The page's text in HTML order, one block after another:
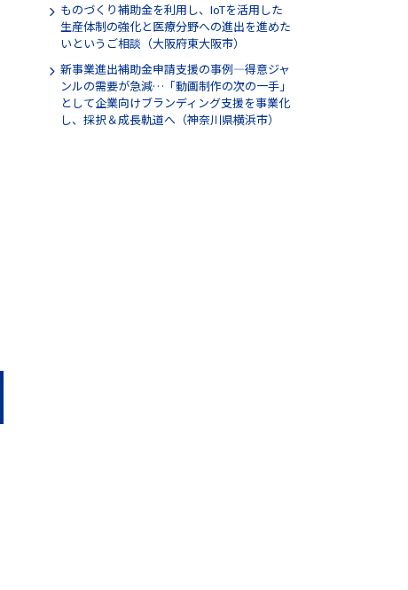
ものづくり補助金を利用し、IoTを活用した
生産体制の強化と医療分野への進出を進めた
いというご相談（大阪府東大阪市）
新事業進出補助金申請支援の事例―得意ジャ
ンルの需要が急減…「動画制作の次の一手」
として企業向けブランディング支援を事業化
し、採択＆成長軌道へ（神奈川県横浜市）